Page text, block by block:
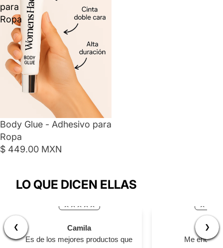
para
Ropa
Body Glue - Adhesivo para
Ropa
$ 449.00 MXN
LO QUE DICEN ELLAS
❮ ❯
Camila
Es de los mejores productos que
Me